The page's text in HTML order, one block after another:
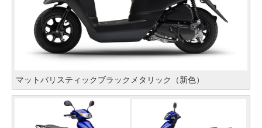
マットバリスティックブラックメタリック（新色）